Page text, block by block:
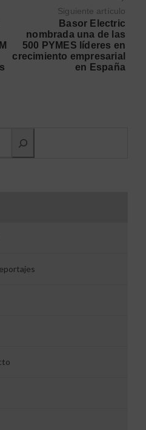
Siguiente artículo
Basor Electric
nombrada una de las
500 PYMES líderes en
crecimiento empresarial
en España